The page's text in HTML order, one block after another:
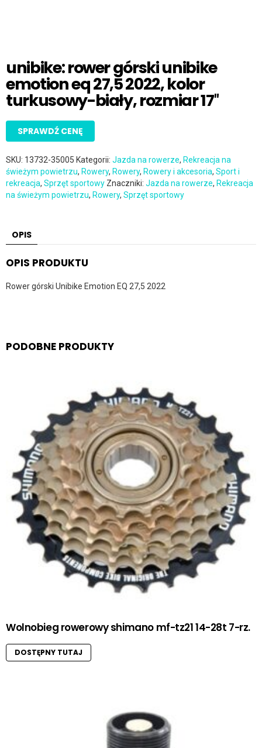
unibike: rower górski unibike
emotion eq 27,5 2022, kolor
turkusowy-biały, rozmiar 17″
SPRAWDŹ CENĘ
SKU: 13732-35005 Kategorii: Jazda na rowerze, Rekreacja na
świeżym powietrzu, Rowery, Rowery, Rowery i akcesoria, Sport i
rekreacja, Sprzęt sportowy Znaczniki: Jazda na rowerze, Rekreacja
na świeżym powietrzu, Rowery, Sprzęt sportowy
OPIS
OPIS PRODUKTU
Rower górski Unibike Emotion EQ 27,5 2022
PODOBNE PRODUKTY
Wolnobieg rowerowy shimano mf-tz21 14-28t 7-rz.
DOSTĘPNY TUTAJ